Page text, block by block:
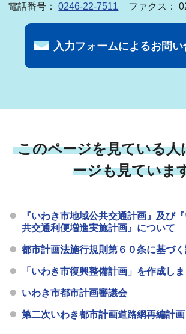
電話番号：0246-22-7511 ファクス：
入力フォームによるお問い
このページを見ている人
ージも見ていま
『いわき市地域公共交通計画』及び
共交通利便増進実施計画』について
都市計画法施行規則第６０条に基づ
「いわき市復興整備計画」を作成し
いわき市都市計画審議会
第二次いわき都市計画道路網再編計画